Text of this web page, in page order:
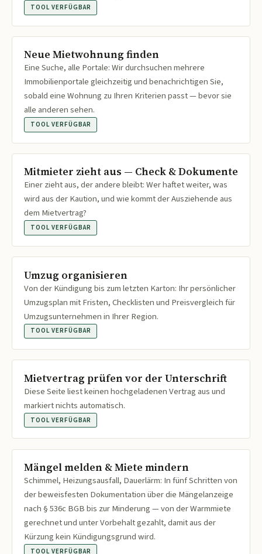
TOOL VERFÜGBAR
Neue Mietwohnung finden
Eine Suche, alle Portale: Wir durchsuchen mehrere
Immobilienportale gleichzeitig und benachrichtigen Sie,
sobald eine Wohnung zu Ihren Kriterien passt — bevor sie
alle anderen sehen.
TOOL VERFÜGBAR
Mitmieter zieht aus — Check & Dokumente
Einer zieht aus, der andere bleibt: Wer haftet weiter, was
wird aus der Kaution, und wie kommt der Ausziehende aus
dem Mietvertrag?
TOOL VERFÜGBAR
Umzug organisieren
Von der Kündigung bis zum letzten Karton: Ihr persönlicher
Umzugsplan mit Fristen, Checklisten und Preisvergleich für
Umzugsunternehmen in Ihrer Region.
TOOL VERFÜGBAR
Mietvertrag prüfen vor der Unterschrift
Diese Seite liest keinen hochgeladenen Vertrag aus und
markiert nichts automatisch.
TOOL VERFÜGBAR
Mängel melden & Miete mindern
Schimmel, Heizungsausfall, Dauerlärm: In fünf Schritten von
der beweisfesten Dokumentation über die Mängelanzeige
nach § 536c BGB bis zur Minderung — von der Warmmiete
gerechnet und unter Vorbehalt gezahlt, damit aus der
Kürzung kein Kündigungsgrund wird.
TOOL VERFÜGBAR